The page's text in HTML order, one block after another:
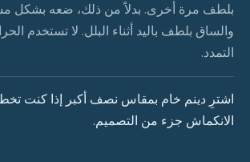
بلطف مرة أخرى. بدلاً من ذلك، ضعه بشكل
والساق بلطف باليد أثناء البلل. لا تستخدم
التمدد.
اشترِ دينم خام بمقاس نصف أكبر إذا كنت
الانكماش جزء من التصميم.